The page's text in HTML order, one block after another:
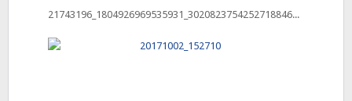
21743196_1804926969535931_3020823754252718846_n